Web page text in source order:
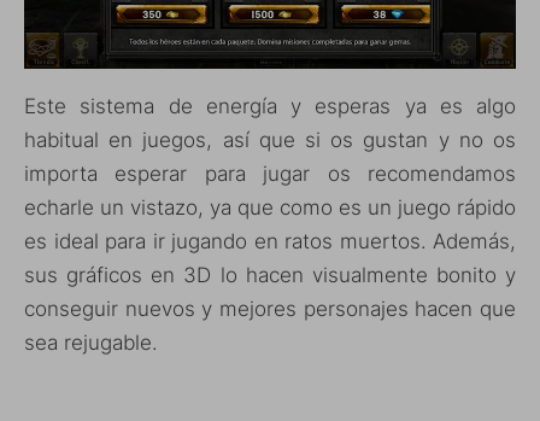
Este sistema de energía y esperas ya es algo
habitual en juegos, así que si os gustan y no os
importa esperar para jugar os recomendamos
echarle un vistazo, ya que como es un juego rápido
es ideal para ir jugando en ratos muertos. Además,
sus gráficos en 3D lo hacen visualmente bonito y
conseguir nuevos y mejores personajes hacen que
sea rejugable.